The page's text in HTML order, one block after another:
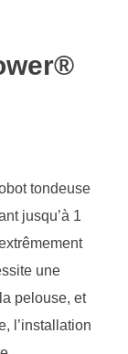
tondeuse
jusqu’à 1
une
pelouse, et
l’installation